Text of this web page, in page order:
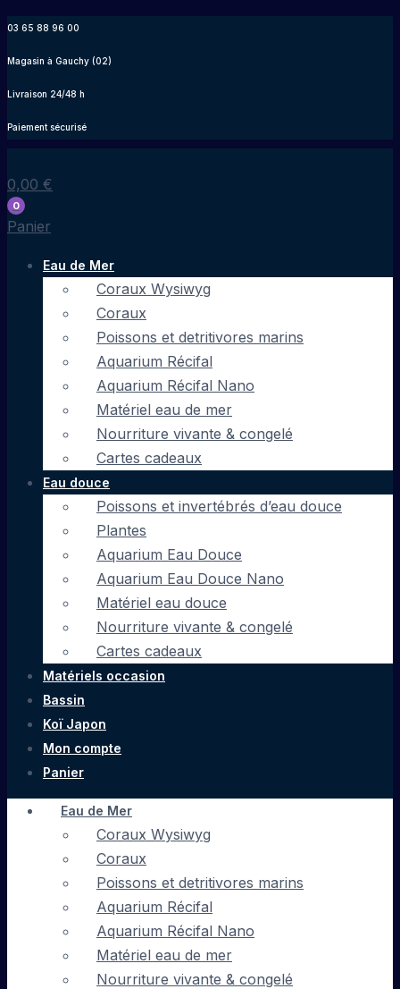
contenu
03 65 88 96 00
Magasin à Gauchy (02)
Livraison 24/48 h
Paiement sécurisé
0,00 €
0
Panier
Eau de Mer
Coraux Wysiwyg
Coraux
Poissons et detritivores marins
Aquarium Récifal
Aquarium Récifal Nano
Matériel eau de mer
Nourriture vivante & congelé
Cartes cadeaux
Eau douce
Poissons et invertébrés d’eau douce
Plantes
Aquarium Eau Douce
Aquarium Eau Douce Nano
Matériel eau douce
Nourriture vivante & congelé
Cartes cadeaux
Matériels occasion
Bassin
Koï Japon
Mon compte
Panier
Eau de Mer
Coraux Wysiwyg
Coraux
Poissons et detritivores marins
Aquarium Récifal
Aquarium Récifal Nano
Matériel eau de mer
Nourriture vivante & congelé